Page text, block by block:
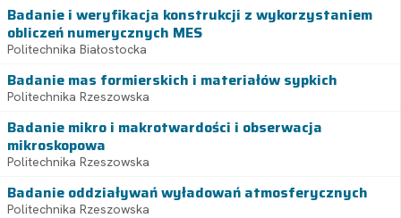
Badanie i weryfikacja konstrukcji z wykorzystaniem
obliczeń numerycznych MES
Politechnika Białostocka
Badanie mas formierskich i materiałów sypkich
Politechnika Rzeszowska
Badanie mikro i makrotwardości i obserwacja
mikroskopowa
Politechnika Rzeszowska
Badanie oddziaływań wyładowań atmosferycznych
Politechnika Rzeszowska